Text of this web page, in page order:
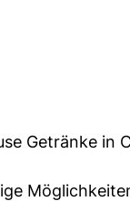
Getränke in